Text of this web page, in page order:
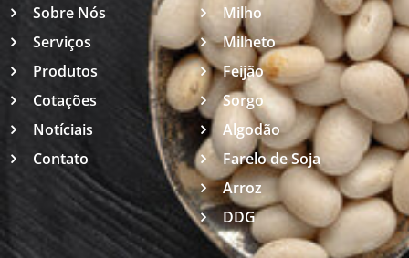
Sobre Nós
Serviços
Produtos
Cotações
Notíciais
Contato
Milho
Milheto
Feijão
Sorgo
Algodão
Farelo de Soja
Arroz
DDG